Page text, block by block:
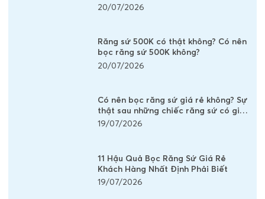
20/07/2026
Răng sứ 500K có thật không? Có nên
bọc răng sứ 500K không?
20/07/2026
Có nên bọc răng sứ giá rẻ không? Sự
thật sau những chiếc răng sứ có giá
vài trăm nghìn
19/07/2026
11 Hậu Quả Bọc Răng Sứ Giá Rẻ
Khách Hàng Nhất Định Phải Biết
19/07/2026